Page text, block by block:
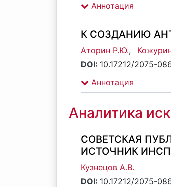
Аннотация
К СОЗДАНИЮ
Аторин Р.Ю.,
DOI: 10.17212/2075-
Аннотация
Аналитика
СОВЕТСКАЯ
ИСТОЧНИК
Кузнецов А.В.
DOI: 10.17212/2075-